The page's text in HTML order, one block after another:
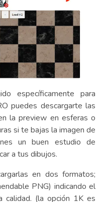
específicamente para
puedes descargarte las
la preview en esferas o
si te bajas la imagen de
un buen estudio de
a tus dibujos.
en dos formatos;
PNG) indicando el
calidad. (la opción 1K es